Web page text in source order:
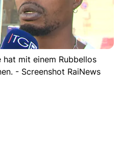
hat mit einem Rubbellos
- Screenshot RaiNews